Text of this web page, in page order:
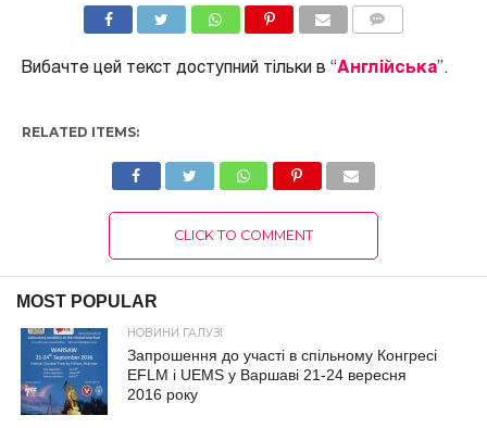
Вибачте цей текст доступний тільки в “Англійська”.
RELATED ITEMS:
CLICK TO COMMENT
MOST POPULAR
НОВИНИ ГАЛУЗІ
Запрошення до участі в спільному Конгресі
EFLM і UEMS у Варшаві 21-24 вересня
2016 року